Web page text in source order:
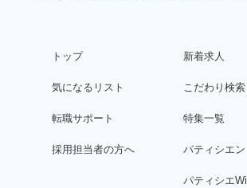
トップ
気になるリスト
転職サポート
採用担当者の方へ
新着求人
こだわり検索
特集一覧
パティシエ
パティシエ